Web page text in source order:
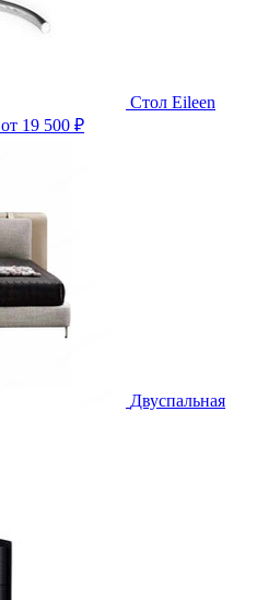
Стол Eileen
от 19 500 ₽
Двуспальная